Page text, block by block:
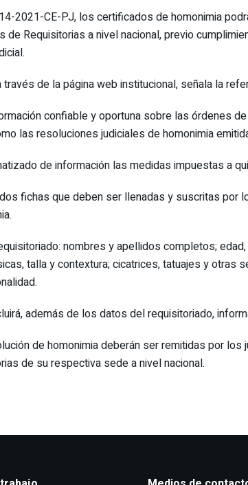
2021-CE-PJ, los certificados de homonimia
Requisitorias a nivel nacional, previo
de la página web institucional, señala la
confiable y oportuna sobre las órdenes
las resoluciones judiciales de homonimia
de información las medidas impuestas a
fichas que deben ser llenadas y suscritas por
nombres y apellidos completos;
talla y contextura; cicatrices, tatuajes y otras
además de los datos del requisitoriado,
de homonimia deberán ser remitidas por
de su respectiva sede a nivel nacional.